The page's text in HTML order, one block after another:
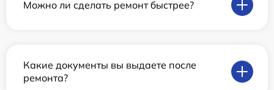
Можно ли сделать ремонт быстрее?
Какие документы вы выдаете после
ремонта?